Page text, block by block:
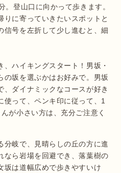
登山口に向かって歩きます。
に寄っていきたいスポットと
信号を左折して少し進むと、細
ハイキングスタート！男坂・
の坂を選ぶかはお好みで。男坂
、ダイナミックなコースが好き
使って、ペンキ印に従って、1
が小さい方は、充分ご注意く
分岐で、見晴らしの丘の方に進
なら岩場を回避でき、落葉樹の
坂は道幅広めで歩きやすいけ